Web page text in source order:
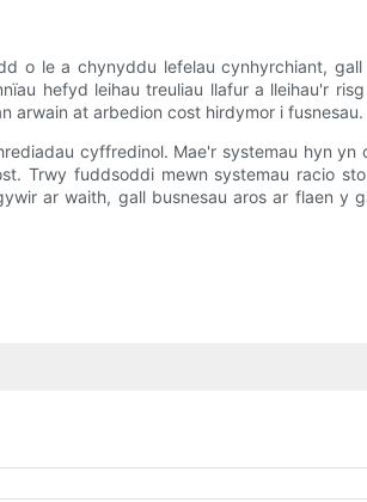
o le a chynyddu lefelau cynhyrchiant, gall
hefyd leihau treuliau llafur a lleihau'r
arwain at arbedion cost hirdymor i fusnesau.
cyffredinol. Mae'r systemau hyn yn
Trwy fuddsoddi mewn systemau racio
ar waith, gall busnesau aros ar flaen y